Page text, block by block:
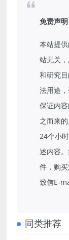
免责声明
本站提
站无关
和研究
法用途
保证内
之而来
24个小
述内容
件，购
致信E-
同类推荐